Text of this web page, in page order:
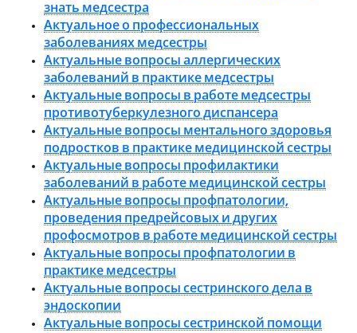
знать медсестра
Актуальное о профессиональных
заболеваниях медсестры
Актуальные вопросы аллергических
заболеваний в практике медсестры
Актуальные вопросы в работе медсестры
противотуберкулезного диспансера
Актуальные вопросы ментального здоровья
подростков в практике медицинской сестры
Актуальные вопросы профилактики
заболеваний в работе медицинской сестры
Актуальные вопросы профпатологии,
проведения предрейсовых и других
профосмотров в работе медицинской сестры
Актуальные вопросы профпатологии в
практике медсестры
Актуальные вопросы сестринского дела в
эндоскопии
Актуальные вопросы сестринской помощи